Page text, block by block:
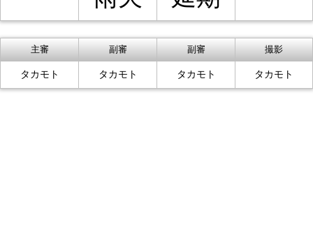
主審 副審 副審 撮影
タカモト タカモト タカモト タカモト